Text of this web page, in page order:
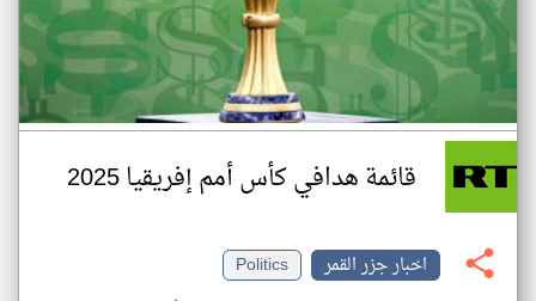
قائمة هدافي كأس أمم إفريقيا 2025
اخبار جزر القمر
Politics